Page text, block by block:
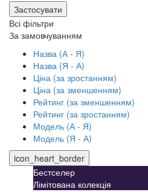
Застосувати
Всі фільтри
За замовчуванням
Назва (А - Я)
Назва (Я - А)
Ціна (за зростанням)
Ціна (за зменшенням)
Рейтинг (за зменшенням)
Рейтинг (за зростанням)
Модель (А - Я)
Модель (Я - А)
icon_heart_border
Бестселер
Лімітована колекція